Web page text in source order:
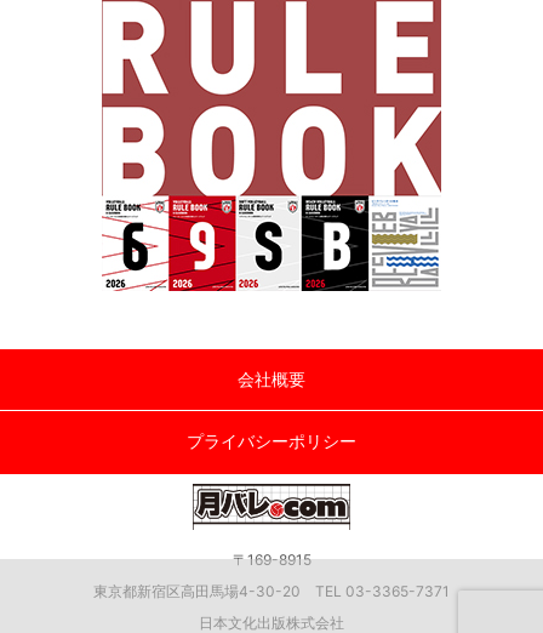
会社概要
プライバシーポリシー
〒169-8915
東京都新宿区高田馬場4-30-20 TEL 03-3365-7371
日本文化出版株式会社